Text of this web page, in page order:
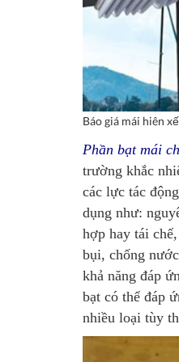
Báo giá mái hiên
Phần bạt mái
trường khắc
các lực tác
dụng như:
hợp hay tái
bụi, chống
khả năng đáp
bạt có thể đáp
nhiều loại tùy